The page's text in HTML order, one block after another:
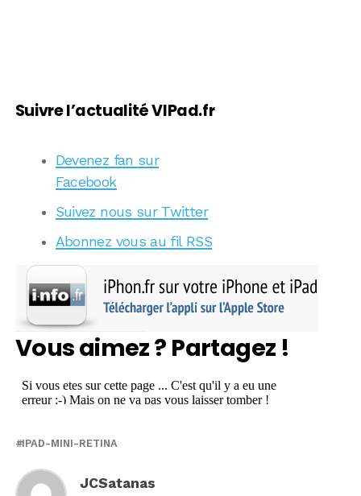
Suivre l’actualité VIPad.fr
Devenez fan sur
Facebook
Suivez nous sur Twitter
Abonnez vous au fil RSS
Vous aimez ? Partagez !
IPAD-MINI-RETINA
JCSatanas